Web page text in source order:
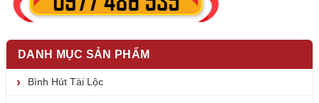
DANH MỤC SẢN PHẨM
Bình Hút Tài Lộc